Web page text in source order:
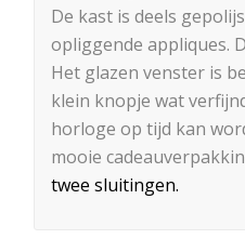
De kast is deels
opliggende appliques.
Het glazen venster is
klein knopje wat
horloge op tijd kan
mooie
twee sluitingen.